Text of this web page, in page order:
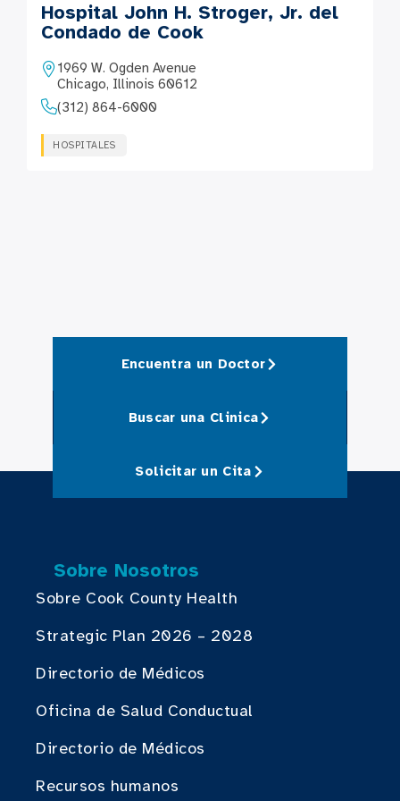
Hospital John H. Stroger, Jr. del
Condado de Cook
1969 W. Ogden Avenue
Chicago, Illinois 60612
(312) 864-6000
HOSPITALES
Encuentra un Doctor
Buscar una Clinica
Solicitar un Cita
Sobre Nosotros
Sobre Cook County Health
Strategic Plan 2026 – 2028
Directorio de Médicos
Oficina de Salud Conductual
Directorio de Médicos
Recursos humanos